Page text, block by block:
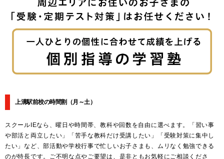
上溝駅前校の時間割 （月～土）
スクールIEなら、曜日や時間帯、教科や回数を自由に選べます。「習い事
や部活と両立したい」「苦手な教科だけ受講したい」「受験対策に集中し
たい」など、部活動や学校行事で忙しいお子さまも、ムリなく勉強できる
のが特長です。ご不明な点やご要望は、是非ともお気軽にご相談くださ